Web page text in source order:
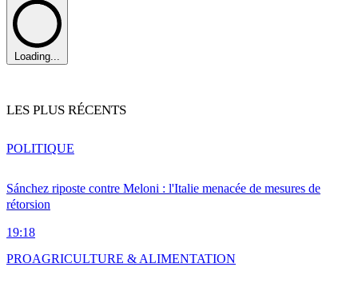
Loading...
LES PLUS RÉCENTS
Sánchez riposte contre Meloni : l'Italie menacée de mesures de
rétorsion
19:18
POLITIQUE
PROAGRICULTURE & ALIMENTATION